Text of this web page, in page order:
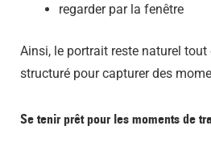
regarder par la fenêtre
Ainsi, le portrait reste naturel
structuré pour capturer des
Se tenir prêt pour les moments de